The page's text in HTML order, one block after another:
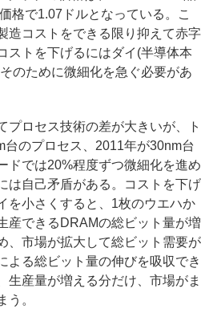
格で1.07ドルとなっている。こ
造コストをできる限り抑えて赤字
ストを下げるにはダイ(半導体本
のために微細化を急ぐ必要があ
ロセス技術の差が大きいが、ト
のプロセス、2011年が30nm台
ドでは20%程度ずつ微細化を進め
は自己矛盾がある。コストを下げ
を小さくすると、1枚のウエハか
産できるDRAMの総ビット量が増
、市場が拡大して総ビット需要が
よる総ビット量の伸びを吸収でき
生産量が増える分だけ、市場がま
う。